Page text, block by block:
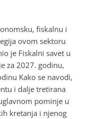
fiskalnu i
ovom sektoru
je Fiskalni savet u
za 2027. godinu,
Kako se navodi,
i dalje tretirana
pominje u
kretanja i njenog